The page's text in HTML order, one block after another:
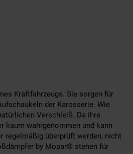
Kraftfahrzeugs. Sie sorgen für
der Karosserie. Wie
Verschleiß. Da ihre
kaum wahrgenommen und kann
regelmäßig überprüft werden, nicht
by Mopar® stehen für